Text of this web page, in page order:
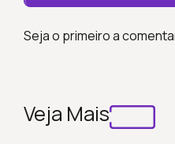
Seja o primeiro a
Veja Mais